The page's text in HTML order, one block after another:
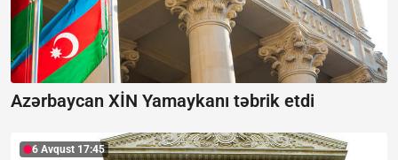
Azərbaycan XİN Yamaykanı təbrik etdi
6 Avqust 17:45